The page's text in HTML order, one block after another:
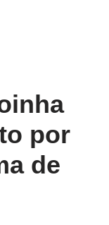
por
de